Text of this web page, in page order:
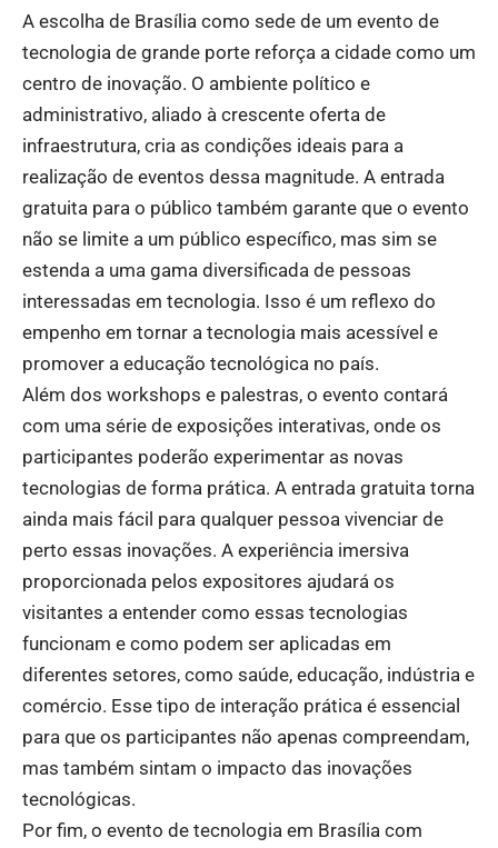
A escolha de Brasília como sede de um evento de
tecnologia de grande porte reforça a cidade como um
centro de inovação. O ambiente político e
administrativo, aliado à crescente oferta de
infraestrutura, cria as condições ideais para a
realização de eventos dessa magnitude. A entrada
gratuita para o público também garante que o evento
não se limite a um público específico, mas sim se
estenda a uma gama diversificada de pessoas
interessadas em tecnologia. Isso é um reflexo do
empenho em tornar a tecnologia mais acessível e
promover a educação tecnológica no país.
Além dos workshops e palestras, o evento contará
com uma série de exposições interativas, onde os
participantes poderão experimentar as novas
tecnologias de forma prática. A entrada gratuita torna
ainda mais fácil para qualquer pessoa vivenciar de
perto essas inovações. A experiência imersiva
proporcionada pelos expositores ajudará os
visitantes a entender como essas tecnologias
funcionam e como podem ser aplicadas em
diferentes setores, como saúde, educação, indústria e
comércio. Esse tipo de interação prática é essencial
para que os participantes não apenas compreendam,
mas também sintam o impacto das inovações
tecnológicas.
Por fim, o evento de tecnologia em Brasília com